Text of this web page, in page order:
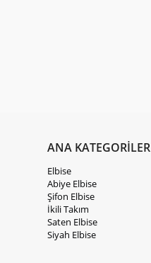
ANA KATEGORİLER
Elbise
Abiye Elbise
Şifon Elbise
İkili Takım
Saten Elbise
Siyah Elbise